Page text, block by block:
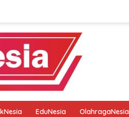
EduNesia OlahragaNesia